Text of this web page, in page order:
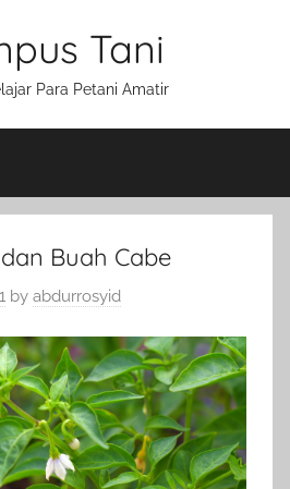
Tani
Para Petani Amatir
Buah Cabe
by abdurrosyid